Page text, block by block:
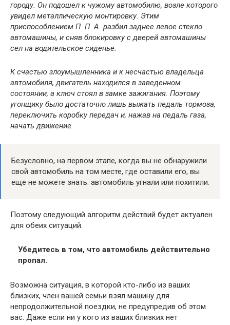
городу. Он подошел к чужому автомобилю, возле которого
увидел металлическую монтировку. Этим
приспособлением П. П. А. разбил заднее левое стекло
автомашины, и сняв блокировку с дверей автомашины
сел на водительское сиденье.
К счастью злоумышленника и к несчастью владельца
автомобиля, двигатель находился в заведенном
состоянии, а ключ стоял в замке зажигания. Поэтому
угонщику было достаточно лишь выжать педаль тормоза,
переключить коробку передач и, нажав на педаль газа,
начать движение.
Безусловно, на первом этапе, когда вы не обнаружили
свой автомобиль на том месте, где оставили его, вы
еще не можете знать: автомобиль угнали или похитили.
Поэтому следующий алгоритм действий будет актуален
для обеих ситуаций.
Убедитесь в том, что автомобиль действительно
пропал.
Возможна ситуация, в которой кто-либо из ваших
близких, член вашей семьи взял машину для
непродолжительной поездки, не предупредив об этом
вас. Даже если ни у кого из ваших близких нет